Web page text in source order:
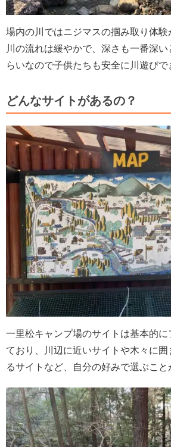
場内の川ではニジマスの掴み取り体験
川の流れは緩やかで、深さも一番深
らいなので子供たちも安全に川遊びで
どんなサイトがあるの？
一里松キャンプ場のサイトは基本的に
ており、川辺に近いサイトや木々に
るサイトなど、自分の好みで選ぶこと